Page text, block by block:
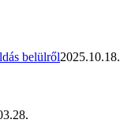
belülről2025.10.18.